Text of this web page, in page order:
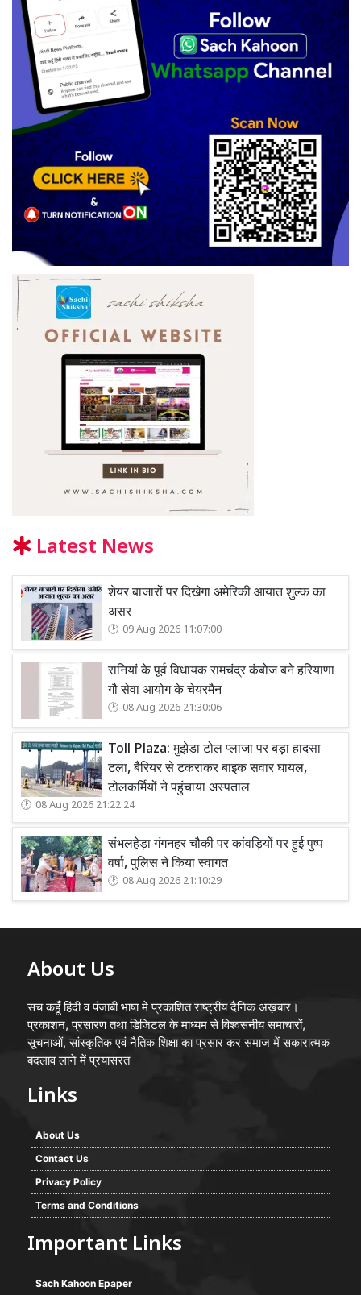
Latest News
शेयर बाजारों पर दिखेगा अमेरिकी आयात शुल्क का
असर
09 Aug 2026 11:07:00
रानियां के पूर्व विधायक रामचंद्र कंबोज बने हरियाणा
गौ सेवा आयोग के चेयरमैन
08 Aug 2026 21:30:06
Toll Plaza: मुझेडा टोल प्लाजा पर बड़ा हादसा
टला, बैरियर से टकराकर बाइक सवार घायल,
टोलकर्मियों ने पहुंचाया अस्पताल
08 Aug 2026 21:22:24
संभलहेड़ा गंगनहर चौकी पर कांवड़ियों पर हुई पुष्प
वर्षा, पुलिस ने किया स्वागत
08 Aug 2026 21:10:29
About Us
सच कहूँ हिंदी व पंजाबी भाषा मे प्रकाशित राष्ट्रीय दैनिक अख़बार।
प्रकाशन, प्रसारण तथा डिजिटल के माध्यम से विश्वसनीय समाचारों,
सूचनाओं, सांस्कृतिक एवं नैतिक शिक्षा का प्रसार कर समाज में सकारात्मक
बदलाव लाने में प्रयासरत
Links
About Us
Contact Us
Privacy Policy
Terms and Conditions
Important Links
Sach Kahoon Epaper